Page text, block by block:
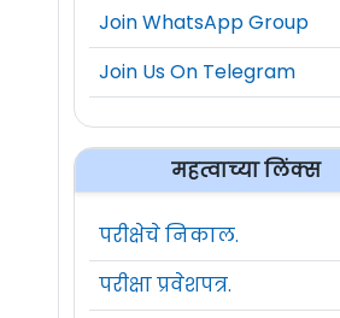
Join WhatsApp Group
Join Us On Telegram
महत्वाच्या लिंक्स
परीक्षेचे निकाल.
परीक्षा प्रवेशपत्र.